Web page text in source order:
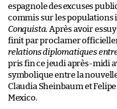
espagnole des excuses
commis sur les populations
Conquista. Après avoir
finit par proclamer
relations diplomatiques
pris fin ce jeudi après-midi
symbolique entre la
Claudia Sheinbaum et
Mexico.